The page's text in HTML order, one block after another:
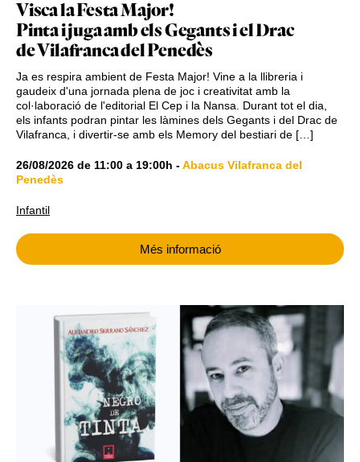
Visca la Festa Major!
Pinta i juga amb els Gegants i el Drac
de Vilafranca del Penedès
Ja es respira ambient de Festa Major! Vine a la llibreria i
gaudeix d'una jornada plena de joc i creativitat amb la
col·laboració de l'editorial El Cep i la Nansa. Durant tot el dia,
els infants podran pintar les làmines dels Gegants i del Drac de
Vilafranca, i divertir-se amb els Memory del bestiari de […]
26/08/2026 de 11:00 a 19:00h -Abacus Vilafranca del
Penedès
Infantil
Més informació